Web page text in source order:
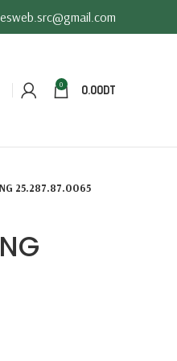
0 0.00DT
25.287.87.0065